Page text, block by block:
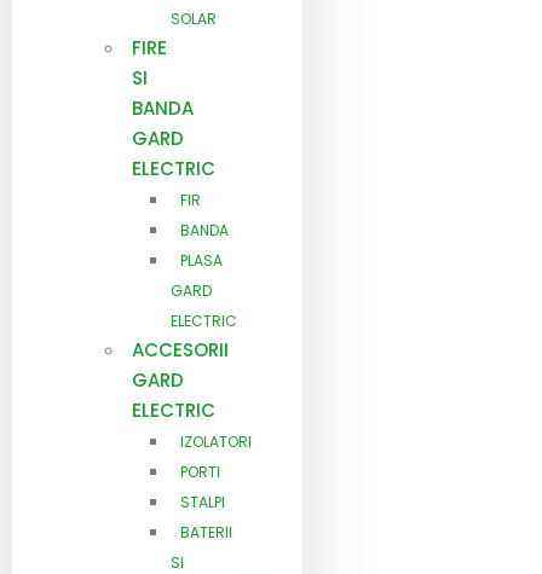
SOLAR
FIRE
SI
BANDA
GARD
ELECTRIC
FIR
BANDA
PLASA
GARD
ELECTRIC
ACCESORII
GARD
ELECTRIC
IZOLATORI
PORTI
STALPI
BATERII
SI